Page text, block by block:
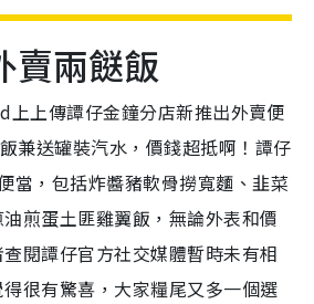
賣兩餸飯
上上傳譚仔金鐘分店新推出外賣便
兼送罐裝汽水，價錢超抵啊！譚仔
當，包括炸醬豬軟骨撈寬麵、韭菜
煎蛋土匪雞翼飯，無論外表和價
閱譚仔官方社交媒體暫時未有相
很有驚喜，大家糧尾又多一個選